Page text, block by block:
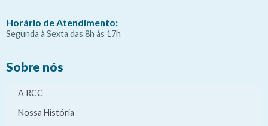
Horário de Atendimento:
Segunda à Sexta das 8h às 17h
Sobre nós
A RCC
Nossa História